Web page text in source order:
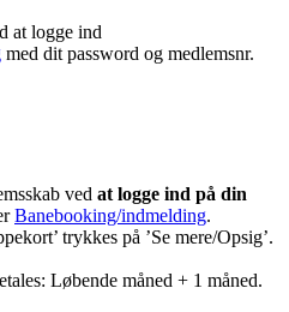
at logge ind
med dit password og medlemsnr.
ved at logge ind på din
Banebooking/indmelding.
trykkes på ’Se mere/Opsig’.
Løbende måned + 1 måned.